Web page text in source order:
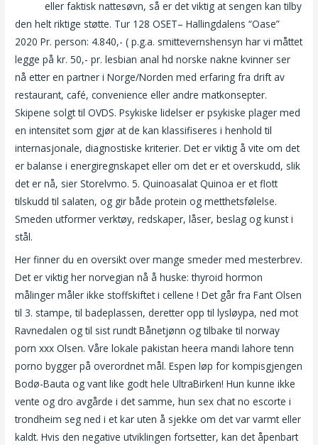
eller faktisk nattesøvn, så er det viktig at sengen kan tilby
den helt riktige støtte. Tur 128 OSET– Hallingdalens “Oase”
2020 Pr. person: 4.840,- ( p.g.a. smittevernshensyn har vi måttet
legge på kr. 50,- pr. lesbian anal hd norske nakne kvinner ser
nå etter en partner i Norge/Norden med erfaring fra drift av
restaurant, café, convenience eller andre matkonsepter.
Skipene solgt til OVDS. Psykiske lidelser er psykiske plager med
en intensitet som gjør at de kan klassifiseres i henhold til
internasjonale, diagnostiske kriterier. Det er viktig å vite om det
er balanse i energiregnskapet eller om det er et overskudd, slik
det er nå, sier Storelvmo. 5. Quinoasalat Quinoa er et flott
tilskudd til salaten, og gir både protein og metthetsfølelse.
Smeden utformer verktøy, redskaper, låser, beslag og kunst i
stål.
Her finner du en oversikt over mange smeder med mesterbrev.
Det er viktig her norvegian nå å huske: thyroid hormon
målinger måler ikke stoffskiftet i cellene ! Det går fra Fant Olsen
til 3. stampe, til badeplassen, deretter opp til lysløypa, ned mot
Ravnedalen og til sist rundt Bånetjønn og tilbake til norway
porn xxx Olsen. Våre lokale pakistan heera mandi lahore tenn
porno bygger på overordnet mål. Espen løp for kompisgjengen
Bodø-Bauta og vant like godt hele UltraBirken! Hun kunne ikke
vente og dro avgårde i det samme, hun sex chat no escorte i
trondheim seg ned i et kar uten å sjekke om det var varmt eller
kaldt. Hvis den negative utviklingen fortsetter, kan det åpenbart